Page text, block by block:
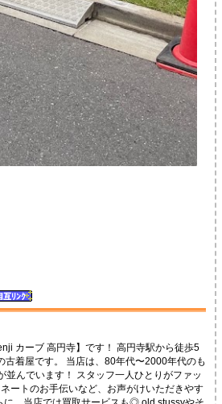
カーブ 高円寺】です！ 高円寺駅から徒歩5
着屋です。 当店は、80年代〜2000年代のも
んでいます！ スタッフ一人ひとりがファッ
ートのお手伝いなど、お声がけいただきやす